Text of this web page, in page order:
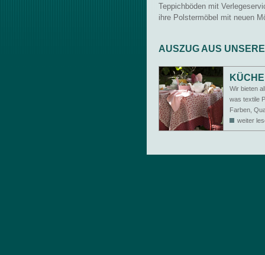
Teppichböden mit
ihre Polstermöbel mit neuen
AUSZUG AUS
Wir bieten
was textile
Farben,
weiter